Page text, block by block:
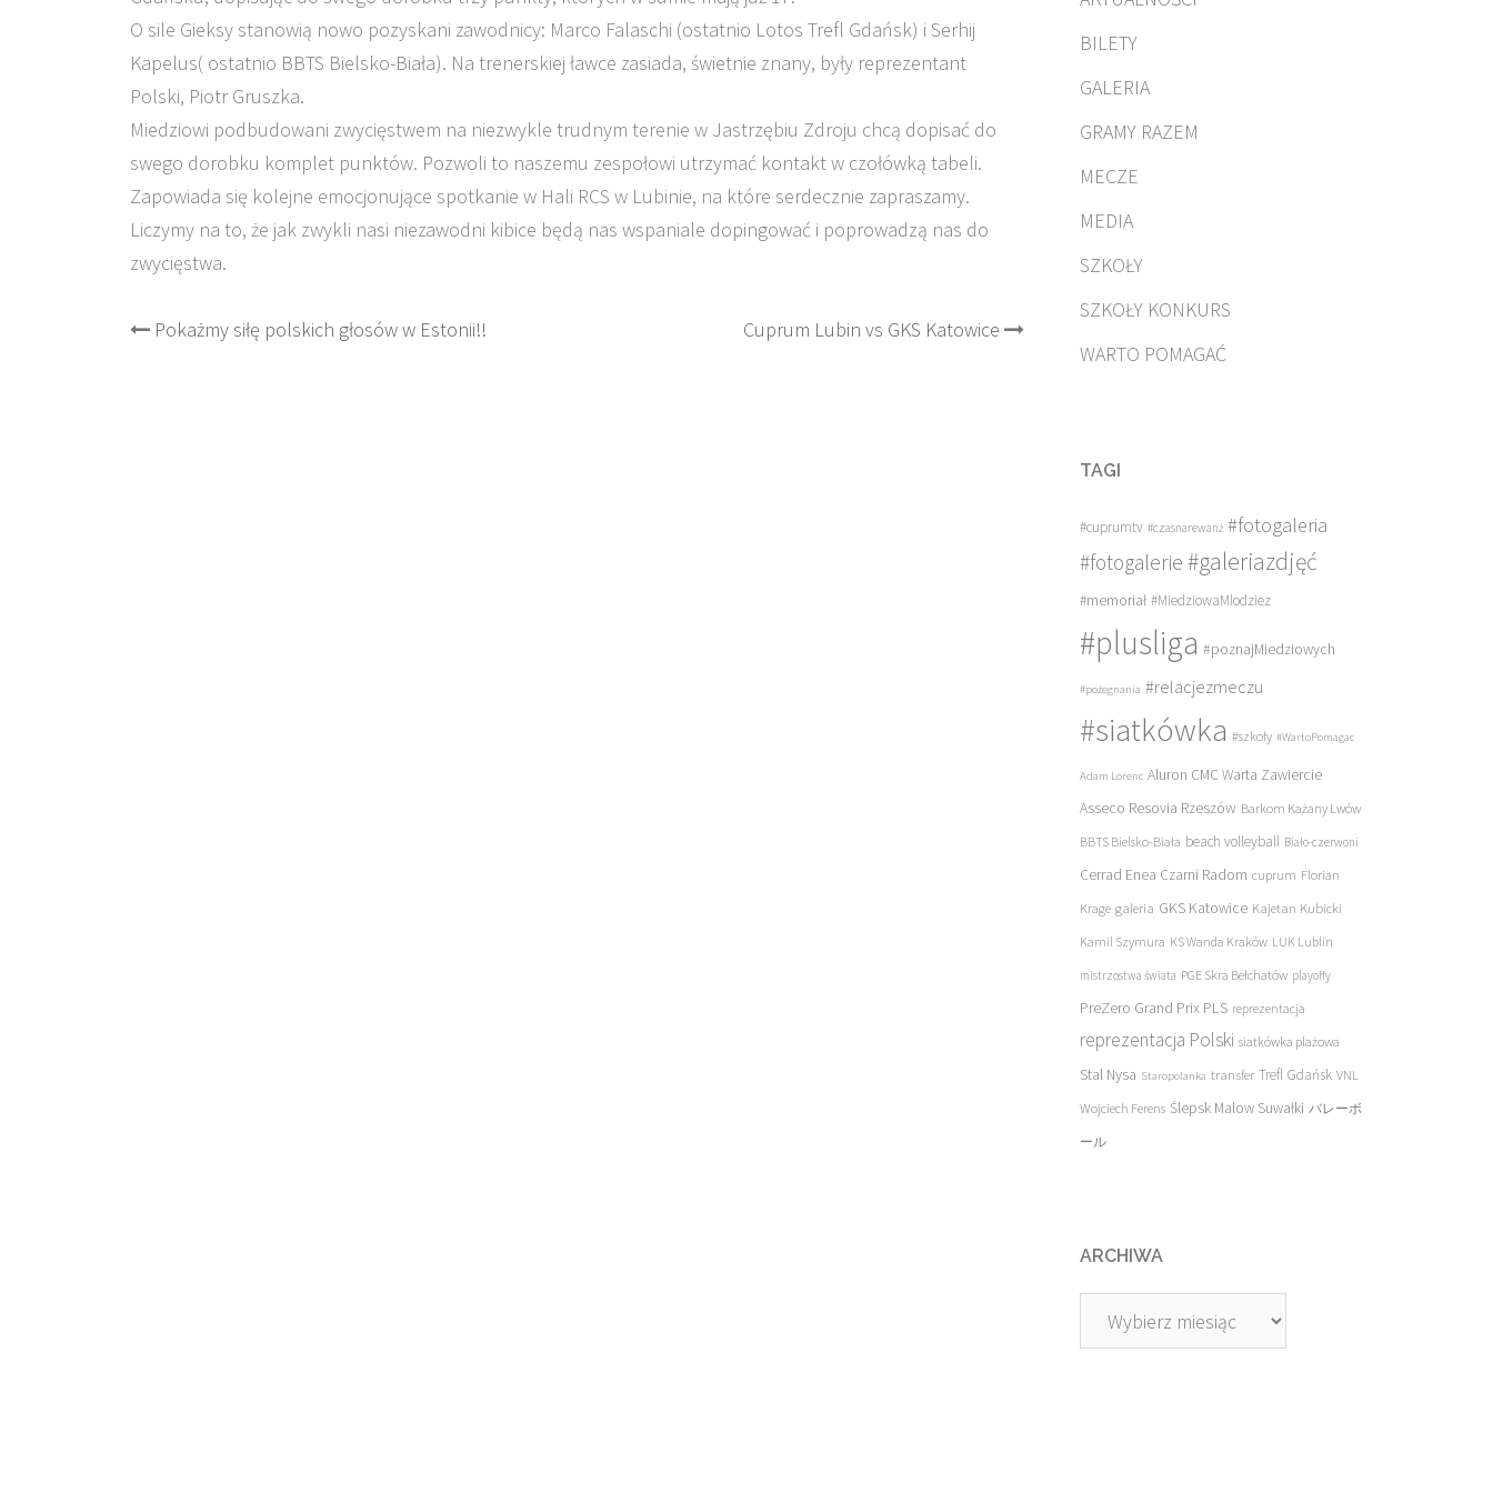
O sile Gieksy stanowią nowo pozyskani zawodnicy: Marco Falaschi (ostatnio Lotos Trefl Gdańsk) i Serhij
Kapelus( ostatnio BBTS Bielsko-Biała). Na trenerskiej ławce zasiada, świetnie znany, były reprezentant
Polski, Piotr Gruszka.
Miedziowi podbudowani zwycięstwem na niezwykle trudnym terenie w Jastrzębiu Zdroju chcą dopisać do
swego dorobku komplet punktów. Pozwoli to naszemu zespołowi utrzymać kontakt w czołówką tabeli.
Zapowiada się kolejne emocjonujące spotkanie w Hali RCS w Lubinie, na które serdecznie zapraszamy.
Liczymy na to, że jak zwykli nasi niezawodni kibice będą nas wspaniale dopingować i poprowadzą nas do
zwycięstwa.
Post
Pokażmy siłę polskich głosów w Estonii!! Cuprum Lubin vs GKS Katowice
BILETY
GALERIA
GRAMY RAZEM
MECZE
MEDIA
SZKOŁY
SZKOŁY KONKURS
WARTO POMAGAĆ
TAGI
#cuprumtv #czasnarewanż #fotogaleria
#fotogalerie #galeriazdjęć
#memoriał #MiedziowaMlodziez
#plusliga #poznajMiedziowych
#pożegnania #relacjezmeczu
#siatkówka #szkoły #WartoPomagac
Adam Lorenc Aluron CMC Warta Zawiercie
Asseco Resovia Rzeszów Barkom Każany Lwów
BBTS Bielsko-Biała beach volleyball Biało-czerwoni
Cerrad Enea Czarni Radom cuprum Florian
Krage galeria GKS Katowice Kajetan Kubicki
Kamil Szymura KS Wanda Kraków LUK Lublin
mistrzostwa świata PGE Skra Bełchatów playoffy
PreZero Grand Prix PLS reprezentacja
reprezentacja Polski siatkówka plażowa
Stal Nysa Staropolanka transfer Trefl Gdańsk VNL
Wojciech Ferens Ślepsk Malow Suwałki バレーボ
ール
ARCHIWA
Archiwa